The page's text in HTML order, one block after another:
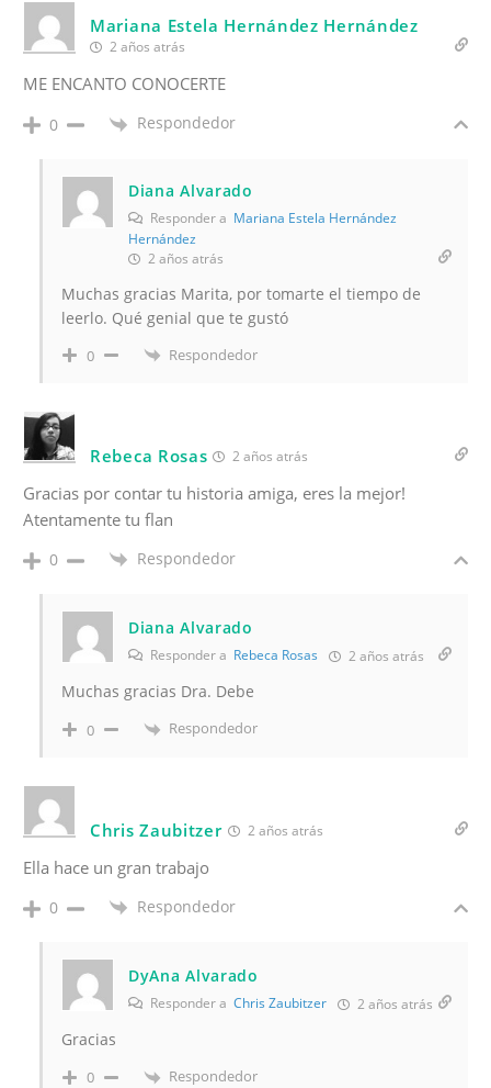
Mariana Estela Hernández Hernández
2 años atrás
ME ENCANTO CONOCERTE
0 Respondedor
Diana Alvarado
Responder a Mariana Estela Hernández
Hernández
2 años atrás
Muchas gracias Marita, por tomarte el tiempo de
leerlo. Qué genial que te gustó
0 Respondedor
Rebeca Rosas 2 años atrás
Gracias por contar tu historia amiga, eres la mejor!
Atentamente tu flan
0 Respondedor
Diana Alvarado
Responder a Rebeca Rosas 2 años atrás
Muchas gracias Dra. Debe
0 Respondedor
Chris Zaubitzer 2 años atrás
Ella hace un gran trabajo
0 Respondedor
DyAna Alvarado
Responder a Chris Zaubitzer 2 años atrás
Gracias
0 Respondedor